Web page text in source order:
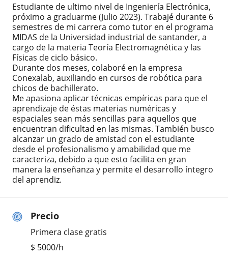
Precio
Primera clase gratis
$ 5000/h
Estudiante de ultimo nivel de Ingeniería Electrónica,
próximo a graduarme (Julio 2023). Trabajé durante 6
semestres de mi carrera como tutor en el programa
MIDAS de la Universidad industrial de santander, a
cargo de la materia Teoría Electromagnética y las
Físicas de ciclo básico.
Durante dos meses, colaboré en la empresa
Conexalab, auxiliando en cursos de robótica para
chicos de bachillerato.
Me apasiona aplicar técnicas empíricas para que el
aprendizaje de éstas materias numéricas y
espaciales sean más sencillas para aquellos que
encuentran dificultad en las mismas. También busco
alcanzar un grado de amistad con el estudiante
desde el profesionalismo y amabilidad que me
caracteriza, debido a que esto facilita en gran
manera la enseñanza y permite el desarrollo íntegro
del aprendiz.